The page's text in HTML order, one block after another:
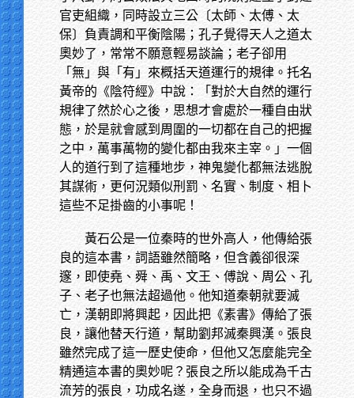
官吏組織，同時設立三公〔太師、太傅、太
保〕負責調和平衡陰陽；孔子覺得天人之道太
奧妙了，常常不願意輕易談論；老子卻用
「無」與「有」來概括天道運行的規律。托名
黃帝的《陰符經》中說：「對於大自然的運行
規律了然於心之後，思想才會處於一種自由狀
態，於是就會感到周圍的一切都在自己的把握
之中，萬事萬物的變化都由我來主宰。」一個
人的道行到了這種地步，神鬼變化都無法逃脫
其謀術，更何況類似刑罰、名實、制度、相卜
這些不足掛齒的小事呢！
黃石公是一位秦時的世外高人，他傳給張
良的這本書，詞語雖然簡略，但含義卻很深
邃，即使堯、舜、禹、文王、傅說、周公、孔
子、老子也無法超過他。他知道秦朝就要滅
亡，漢朝即將興起，因此把《素書》傳給了張
良，讓他替天行道，幫助劉邦滅秦興漢。張良
雖然完成了這一歷史使命，但他又怎麼能完全
精通這本書的奧妙呢？張良之所以能成為千古
流芳的張良，功成名遂，全身而退，也只不過